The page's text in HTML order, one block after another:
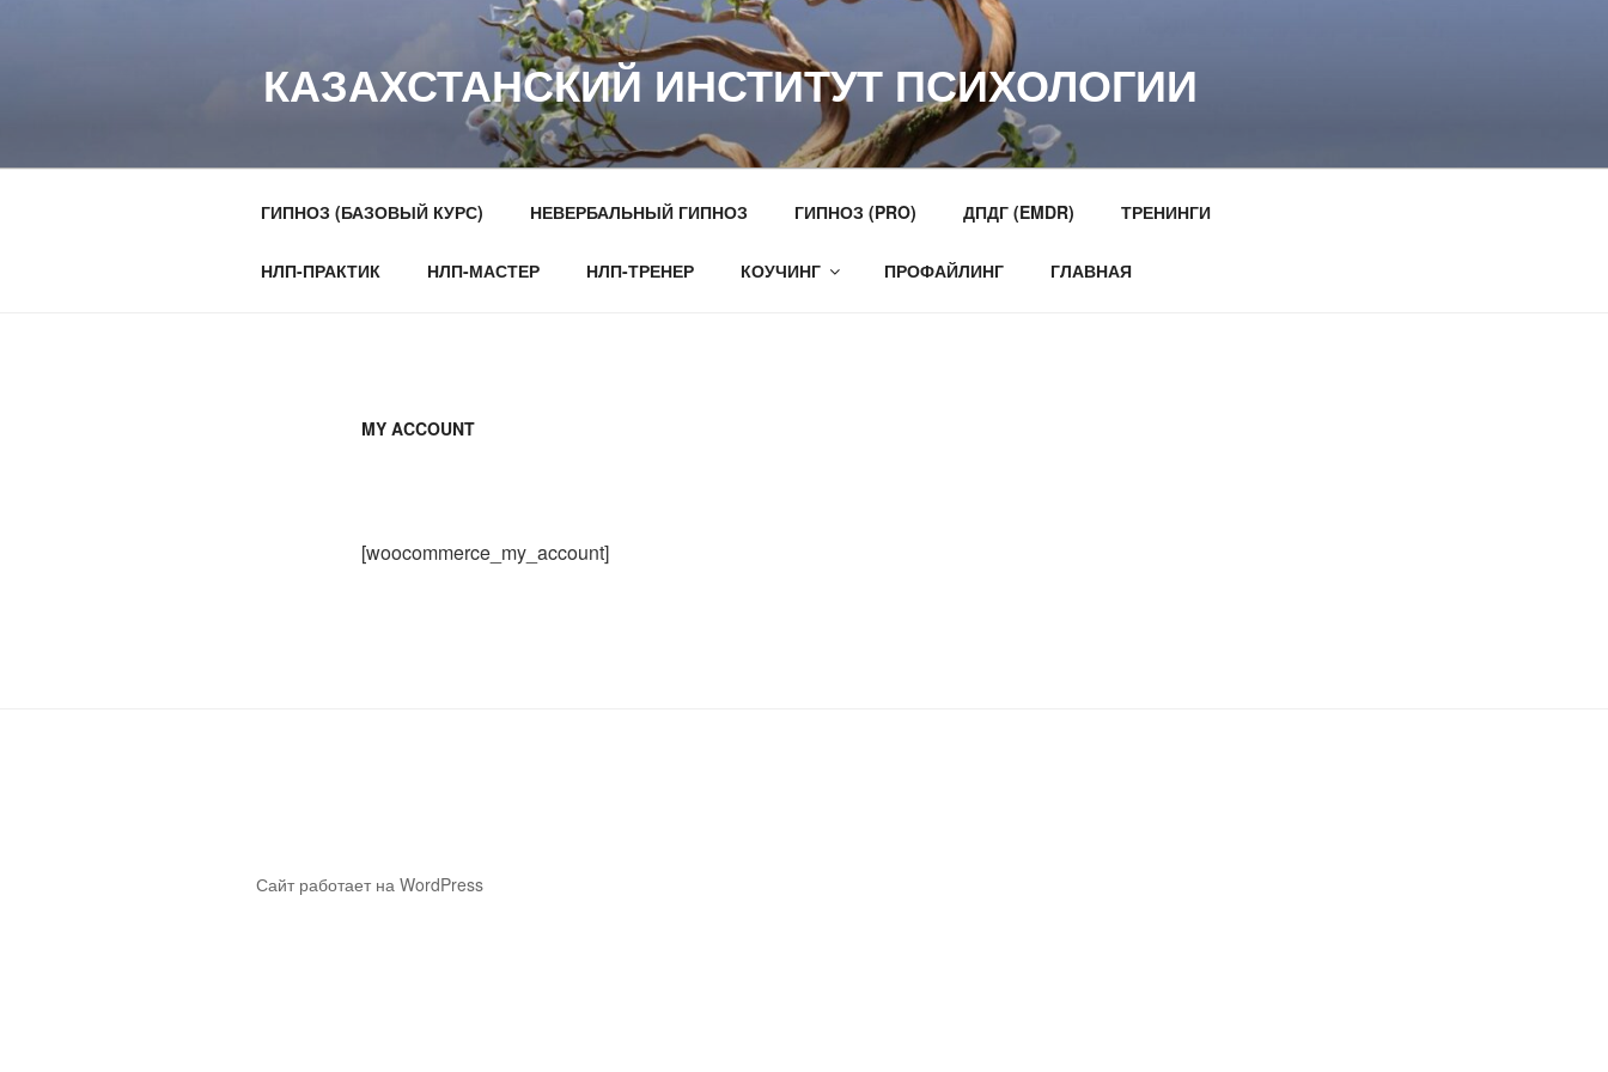
КАЗАХСТАНСКИЙ ИНСТИТУТ ПСИХОЛОГИИ
ГИПНОЗ (БАЗОВЫЙ КУРС) НЕВЕРБАЛЬНЫЙ ГИПНОЗ ГИПНОЗ (PRO) ДПДГ (EMDR) ТРЕНИНГИ
НЛП-ПРАКТИК НЛП-МАСТЕР НЛП-ТРЕНЕР КОУЧИНГ ПРОФАЙЛИНГ ГЛАВНАЯ
MY ACCOUNT
[woocommerce_my_account]
Сайт работает на WordPress